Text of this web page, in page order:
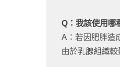
Q：我該使用哪
A：若因肥胖造
由於乳腺組織